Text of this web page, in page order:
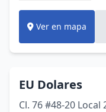
Ver en mapa
EU Dolares
Cl. 76 #48-20